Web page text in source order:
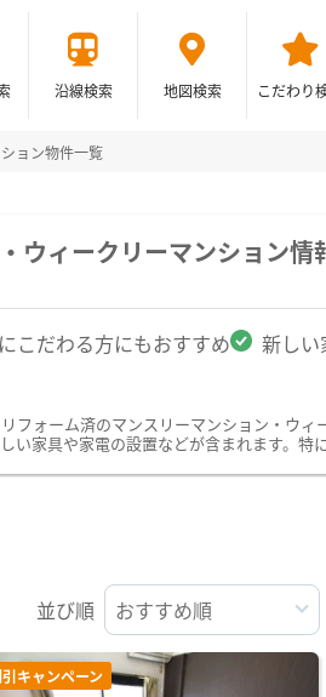
沿線検索 地図検索 こだわり
ョン物件一覧
ウィークリーマンション情
こだわる方にもおすすめ 新しい
ォーム済のマンスリーマンション・ウ
家具や家電の設置などが含まれます。特
並び順
キャンペーン